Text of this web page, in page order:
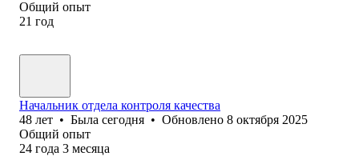
Общий опыт
21 год
Начальник отдела контроля качества
48 лет • Была сегодня • Обновлено 8 октября 2025
Общий опыт
24 года 3 месяца